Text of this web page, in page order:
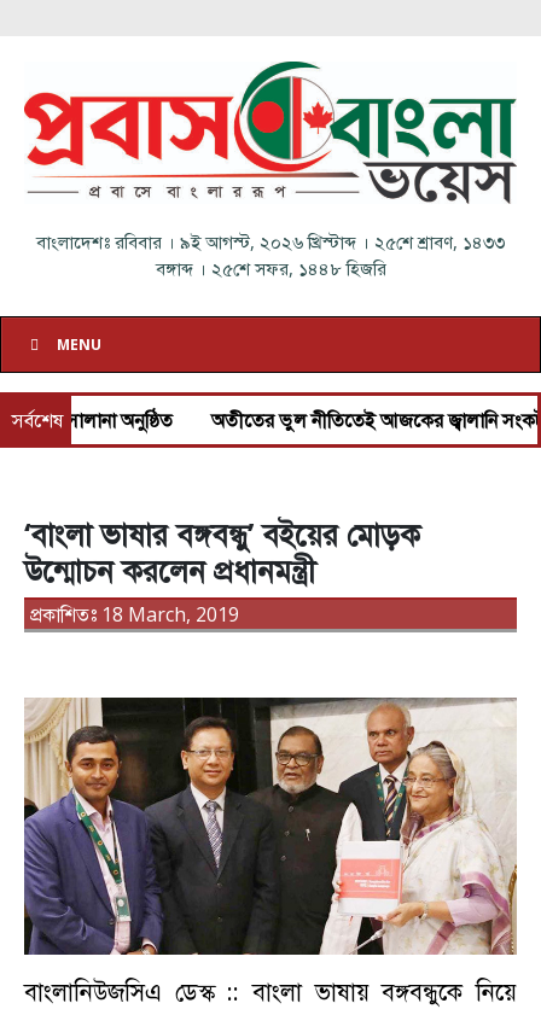
বাংলাদেশঃরবিবার । ৯ই আগস্ট, ২০২৬ খ্রিস্টাব্দ । ২৫শে শ্রাবণ, ১৪৩৩
বঙ্গাব্দ। ২৫শে সফর, ১৪৪৮ হিজরি
MENU
সর্বশেষঅনুষ্ঠিত অতীতের ভুল নীতিতেই আজকের জ্বালানি সংকট:
‘বাংলা ভাষার বঙ্গবন্ধু’ বইয়ের মোড়ক
উন্মোচন করলেন প্রধানমন্ত্রী
প্রকাশিতঃ 18 March, 2019
বাংলানিউজসিএ ডেস্ক :: বাংলা ভাষায় বঙ্গবন্ধুকে নিয়ে